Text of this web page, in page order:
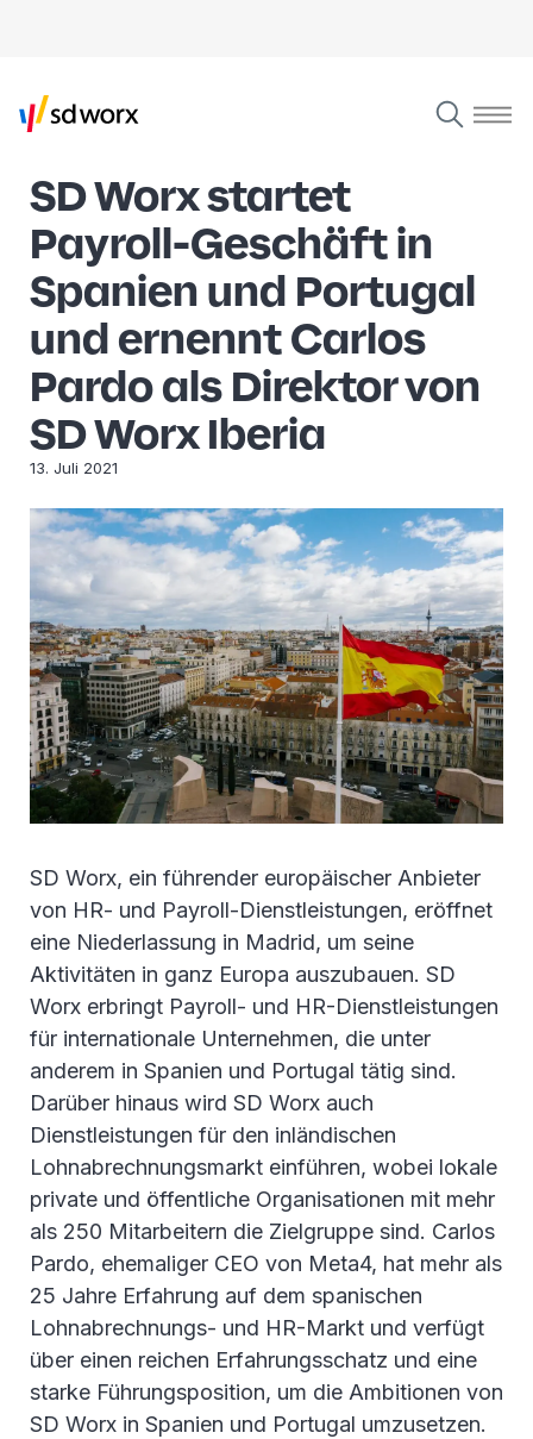
SD Worx startet
Payroll-Geschäft in
Spanien und Portugal
und ernennt Carlos
Pardo als Direktor von
SD Worx Iberia
13. Juli 2021
SD Worx, ein führender europäischer Anbieter
von HR- und Payroll-Dienstleistungen, eröffnet
eine Niederlassung in Madrid, um seine
Aktivitäten in ganz Europa auszubauen. SD
Worx erbringt Payroll- und HR-Dienstleistungen
für internationale Unternehmen, die unter
anderem in Spanien und Portugal tätig sind.
Darüber hinaus wird SD Worx auch
Dienstleistungen für den inländischen
Lohnabrechnungsmarkt einführen, wobei lokale
private und öffentliche Organisationen mit mehr
als 250 Mitarbeitern die Zielgruppe sind. Carlos
Pardo, ehemaliger CEO von Meta4, hat mehr als
25 Jahre Erfahrung auf dem spanischen
Lohnabrechnungs- und HR-Markt und verfügt
über einen reichen Erfahrungsschatz und eine
starke Führungsposition, um die Ambitionen von
SD Worx in Spanien und Portugal umzusetzen.